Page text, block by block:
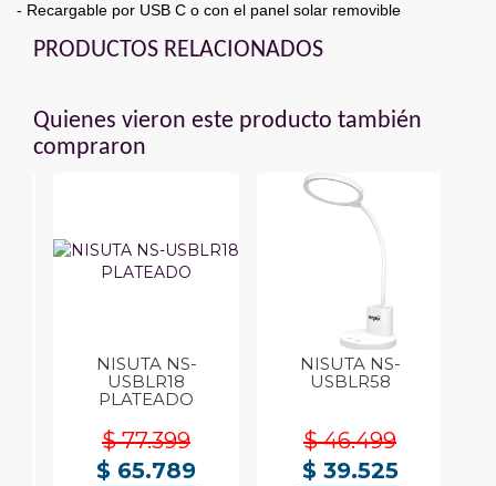
- Recargable por USB C o con el panel solar removible
PRODUCTOS RELACIONADOS
Quienes vieron este producto también
compraron
NISUTA NS-
USBLR18
PLATEADO
$ 77.399
$ 65.789
NISUTA NS-
USBLR58
$ 46.499
$ 39.525